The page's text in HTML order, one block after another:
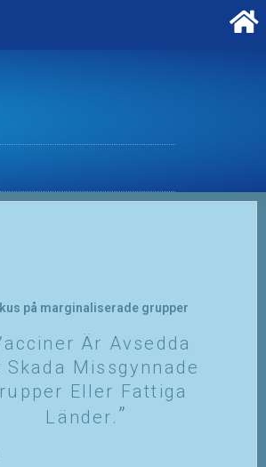
på marginaliserade grupper
Är Avsedda
Skada Missgynnade
Eller Fattiga
Länder.